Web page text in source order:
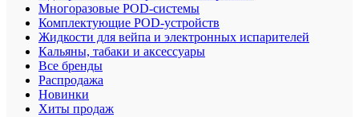
Многоразовые POD-системы
Комплектующие POD-устройств
Жидкости для вейпа и электронных испарителей
Кальяны, табаки и аксессуары
Все бренды
Распродажа
Новинки
Хиты продаж